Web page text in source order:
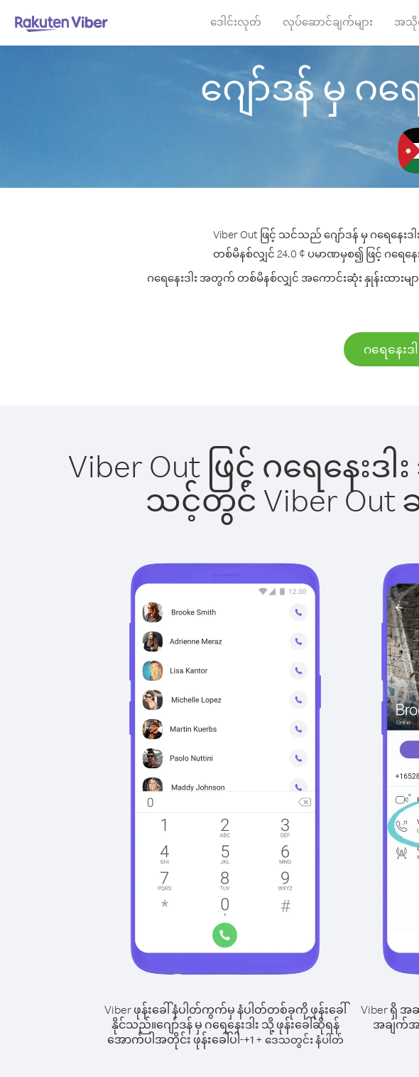
ဒေါင်းလုတ် လုပ်ဆောင်ချက်များ အသိုင်
ဂျော်ဒန် မှ ဂရ
Viber Out ဖြင့် သင်သည် ဂျော်ဒန် မှ ဂရေန
တစ်မိနစ်လျှင် 24.0 ¢ ပမာဏမှစ၍ ဖြင့် ဂရေ
ဂရေနေးဒါး အတွက် တစ်မိနစ်လျှင် အကောင်းဆုံး နှုန်းထား
ဂရေနေး
Viber Out ဖြင့် ဂရေနေ
သင့်တွင် Viber Out
Viber ဖုန်းခေါ်နံပါတ်ကွက်မှ နံပါတ်တစ်ခုကို ဖုန်းခေါ်
နိုင်သည်။ဂျော်ဒန် မှ ဂရေနေးဒါး သို့ ဖုန်းခေါ်ဆိုရန်
အောက်ပါအတိုင်း ဖုန်းခေါ်ပါ-+1+ ဒေသတွင်း နံပါတ်
Viber ရှိ
အချက်အ